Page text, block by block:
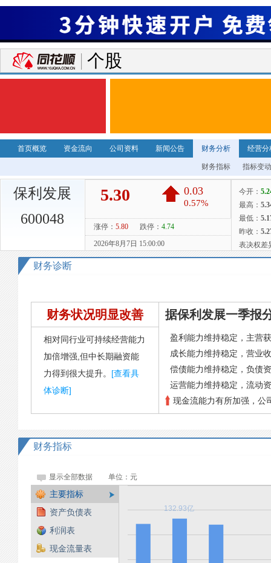
个股
首页概览 资金流向 公司资料 新闻公告 财务分析 经营分
财务指标 指标变
保利发展
600048